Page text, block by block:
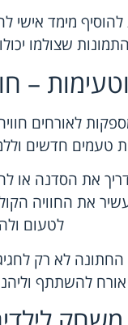
להוסיף מימד
התמונות שצולמו
–
לאורחים
טעמים חדשים
את הסדנה
את החוויה
לטעום
לא רק
להשתתף